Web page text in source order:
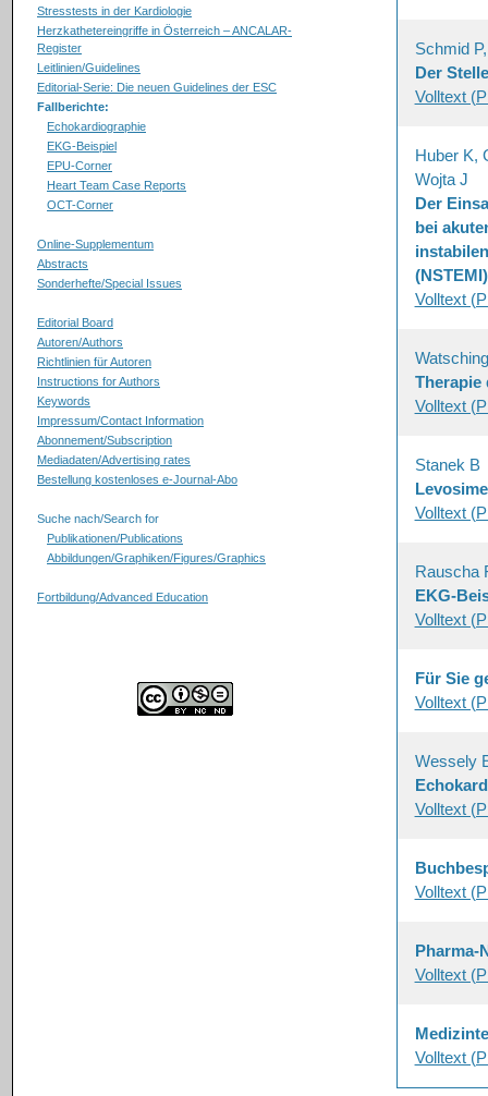
Stresstests in der Kardiologie
Herzkathetereingriffe in Österreich – ANCALAR-
Register
Leitlinien/Guidelines
Editorial-Serie: Die neuen Guidelines der ESC
Fallberichte:
Echokardiographie
EKG-Beispiel
EPU-Corner
Heart Team Case Reports
OCT-Corner
Online-Supplementum
Abstracts
Sonderhefte/Special Issues
Editorial Board
Autoren/Authors
Richtlinien für Autoren
Instructions for Authors
Keywords
Impressum/Contact Information
Abonnement/Subscription
Mediadaten/Advertising rates
Bestellung kostenloses e-Journal-Abo
Suche nach/Search for
Publikationen/Publications
Abbildungen/Graphiken/Figures/Graphics
Fortbildung/Advanced Education
Schmid
Der
Volltext
Huber K,
Wojta J
Der
bei
(NSTEMI)
Volltext
Therapie
Volltext
Stanek B
Volltext
Rauscha
EKG-
Volltext
Für Sie
Volltext
Wessely
Volltext
Volltext
Pharma-
Volltext
Volltext